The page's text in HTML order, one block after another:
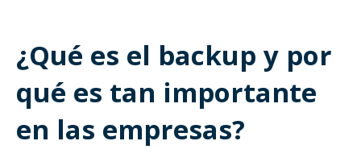
¿Qué es el backup y por
qué es tan importante
en las empresas?